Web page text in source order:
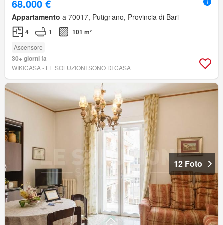
68.000 €
Appartamento a 70017, Putignano, Provincia di Bari
4 1 101 m²
Ascensore
30+ giorni fa
WIKICASA - LE SOLUZIONI SONO DI CASA
12 Foto